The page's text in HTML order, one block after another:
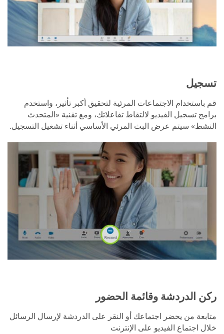
تسجيل
قم باستخدام الاجتماعات المرئية لتحقيق أكبر تأثير، واستخدم
برامج تسجيل الفيديو لالتقاط تفاعلاتك، ومع تقنية «المتحدث
النشط» سيتم عرض البث المرئي الأساسي أثناء تشغيل التسجيل.
ركن الدردشة وقائمة الحضور
متابعة من يحضر اجتماعك أو النقر على الدردشة لإرسال الرسائل
خلال اجتماع الفيديو على الإنترنت